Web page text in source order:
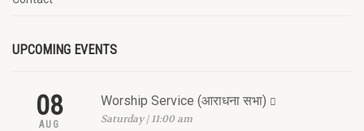
UPCOMING EVENTS
08
AUG
Worship Service (आराधना सभा)
Saturday | 11:00 am